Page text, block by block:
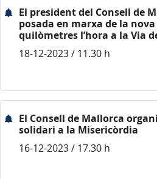
El president del Consell de
posada en marxa de la
quilòmetres l’hora a la Via
18-12-2023 / 11.30 h
El Consell de Mallorca
solidari a la Misericòrdia
16-12-2023 / 17.30 h